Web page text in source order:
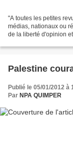
"A toutes les petites
médias, nationaux ou
de la liberté d'opinion
Palestine
Publié le 05/01/2012 à
Par NPA QUIMPER